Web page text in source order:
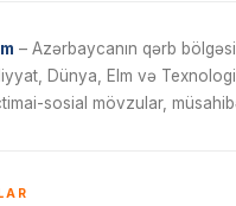
– Azərbaycanın qərb
Dünya, Elm və
sosial mövzular,